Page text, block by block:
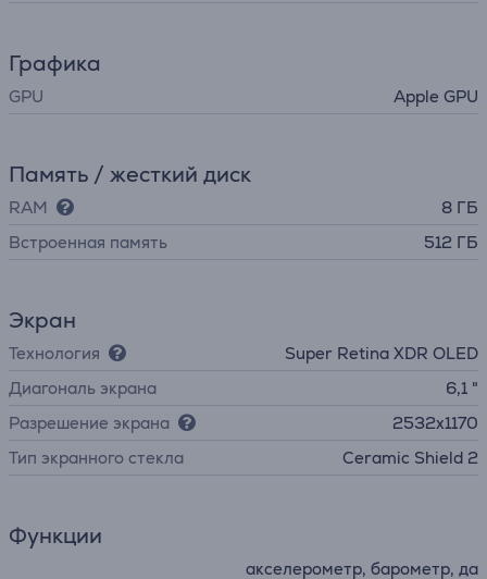
Графика
GPU Apple GPU
Память / жесткий диск
RAM
8 ГБ
Встроенная память
512 ГБ
Экран
Технология
Super Retina XDR OLED
Диагональ экрана
6,1 "
Разрешение экрана
2532x1170
Тип экранного стекла
Ceramic Shield 2
Функции
акселерометр, барометр, да